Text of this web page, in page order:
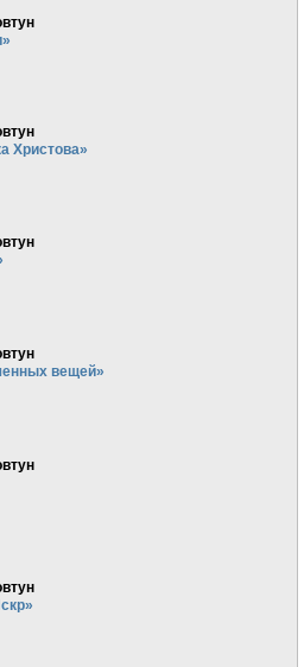
Христова»
вещей»